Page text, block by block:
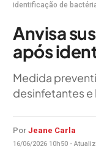
identificação de
Anvisa
após
Medida
desinfetantes
Por Jeane Carla
16/06/2026 10h50 -